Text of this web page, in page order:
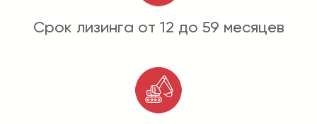
Срок лизинга от 12 до 59 месяцев